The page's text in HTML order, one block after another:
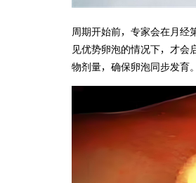
周期开始前，专家会在月经
见优势卵泡的情况下，才会
物剂量，确保卵泡同步发育。